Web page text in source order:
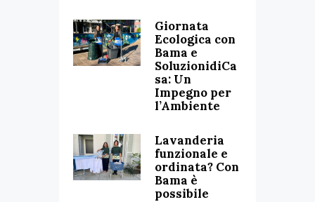
Giornata
Ecologica con
Bama e
SoluzionidiCa
sa: Un
Impegno per
l’Ambiente
Lavanderia
funzionale e
ordinata? Con
Bama è
possibile